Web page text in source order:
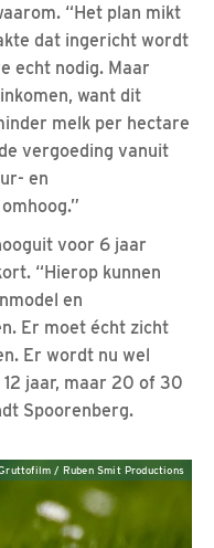
“Het plan mikt
dat ingericht wordt
echt nodig. Maar
want dit
melk per hectare
vergoeding vanuit
en
voor 6 jaar
“Hierop kunnen
en
Er moet écht zicht
Er wordt nu wel
jaar, maar 20 of 30
Spoorenberg.
/ Ruben Smit Productions